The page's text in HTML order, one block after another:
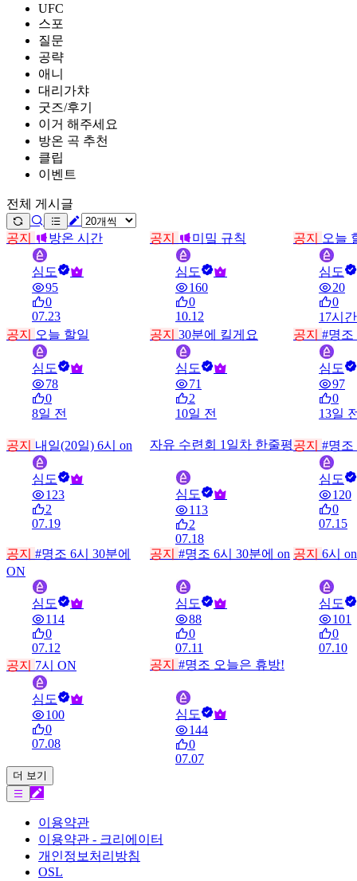
UFC
스포
질문
공략
애니
대리가챠
굿즈/후기
이거 해주세요
방온 곡 추천
클립
이벤트
전체 게시글
공지 방온 시간
심도
95
0
07.23
공지 미밐 규칙
심도
160
0
10.12
공지 오늘
심도
20
0
17시
공지
오늘 할일
심도
78
0
8일 전
공지 30분에 킬게요
심도
71
2
10일 전
공지 #명조
심도
97
0
13일
공지 내일(20일) 6시 on
심도
123
2
07.19
자유 수련회 1일차 한줄평
심도
113
2
07.18
공지 #명조
심도
120
0
07.15
공지 #명조 6시 30분에
ON
심도
114
0
07.12
공지 #명조 6시 30분에 on
심도
88
0
07.11
공지 6시
심도
101
0
07.10
공지 7시 ON
심도
100
0
07.08
공지 #명조 오늘은 휴방!
심도
144
0
07.07
더 보기
이용약관
이용약관 - 크리에이터
개인정보처리방침
OSL